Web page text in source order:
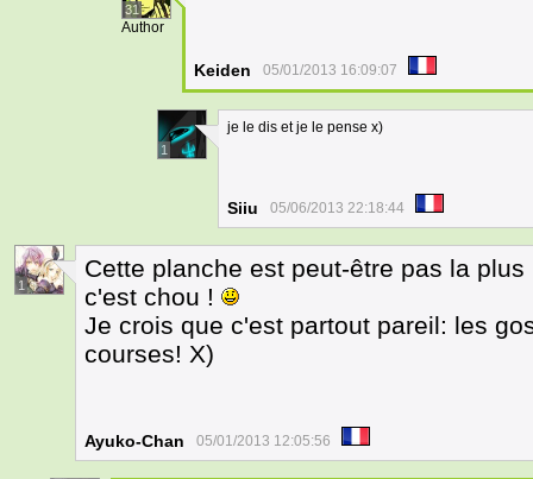
31
Author
Keiden 05/01/2013 16:09:07
1
je le dis et je le pense x)
Siiu 05/06/2013 22:18:44
1
Cette planche est peut-être pas la
c'est chou !
Je crois que c'est partout pareil: les
courses! X)
Ayuko-Chan 05/01/2013 12:05:56